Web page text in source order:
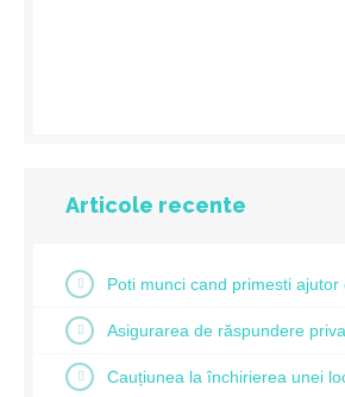
Articole recente
Poti munci cand primesti ajutor
Asigurarea de răspundere
Cauțiunea la închirierea unei